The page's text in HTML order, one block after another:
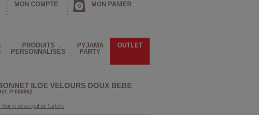
MON COMPTE 0 MON PANIER
PRODUITS
PERSONNALISÉS
PYJAMA
PARTY
OUTLET
ILOE VELOURS DOUX BEBE
P-008862
Voir le descriptif de l'article